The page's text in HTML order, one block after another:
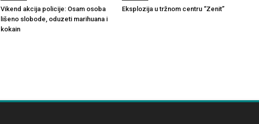
Vikend akcija policije: Osam osoba
lišeno slobode, oduzeti marihuana i
kokain
Eksplozija u tržnom centru “Zenit”